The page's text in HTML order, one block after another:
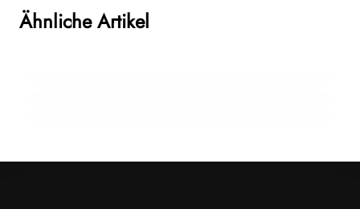
Ähnliche Artikel
zwischen Belastung, Digitalisierung und
23. Juli 2025